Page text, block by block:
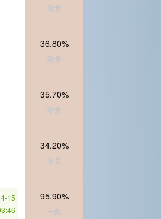
珍贵
36.80%
珍贵
35.70%
珍贵
34.20%
珍贵
15
95.90%
一般